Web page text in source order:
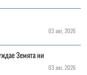
03 авг, 2026
Земята ни
03 авг, 2026